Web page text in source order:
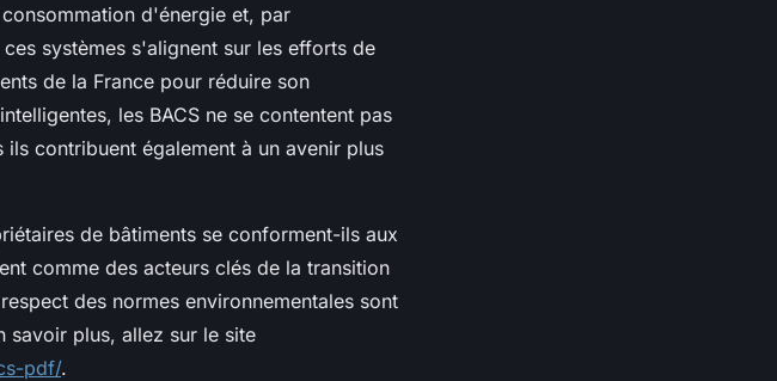
d'énergie et, par
systèmes s'alignent sur les efforts de
de la France pour réduire son
les BACS ne se contentent pas
contribuent également à un avenir plus
de bâtiments se conforment-ils aux
comme des acteurs clés de la transition
des normes environnementales sont
savoir plus, allez sur le site
pdf/.